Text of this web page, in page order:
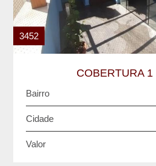
3452
COBERTURA 1
Bairro
Cidade
Valor